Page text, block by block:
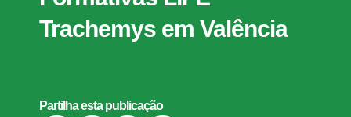
Trachemys em Valência
Partilha esta publicação